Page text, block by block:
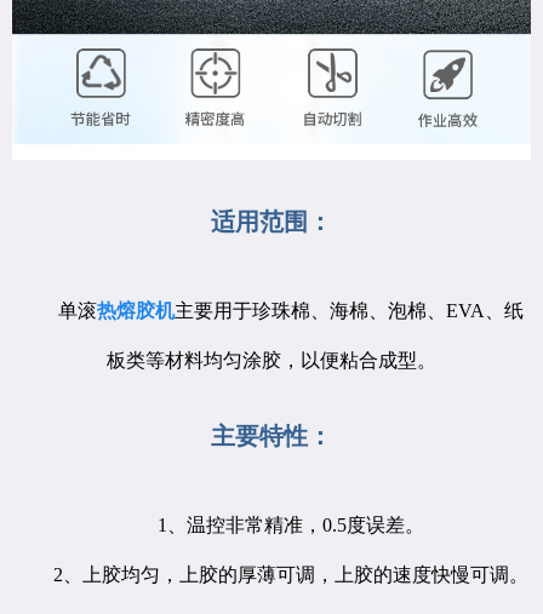
适用范围：
单滚热熔胶机主要用于珍珠棉、海棉、泡棉、 EVA、纸
板类等材料均匀涂胶，以便粘合成型。
主要特性：
1、温控非常精准，0.5度误差。
2、上胶均匀，上胶的厚薄可调，上胶的速度快慢可调。